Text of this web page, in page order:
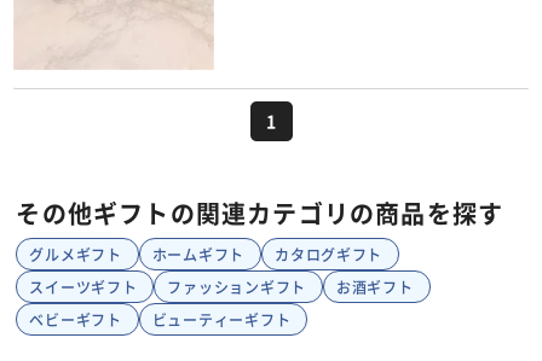
1
その他ギフトの関連カテゴリの商品を探す
グルメギフト ホームギフト
カタログギフト
スイーツギフト
ファッションギフト
お酒ギフト
ベビーギフト
ビューティーギフト